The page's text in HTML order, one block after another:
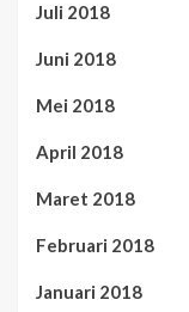
Juli 2018
Juni 2018
Mei 2018
April 2018
Maret 2018
Februari 2018
Januari 2018